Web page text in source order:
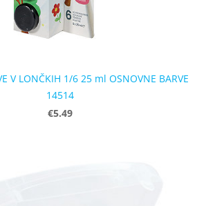
V LONČKIH 1/6 25 ml OSNOVNE BARVE
14514
€5.49